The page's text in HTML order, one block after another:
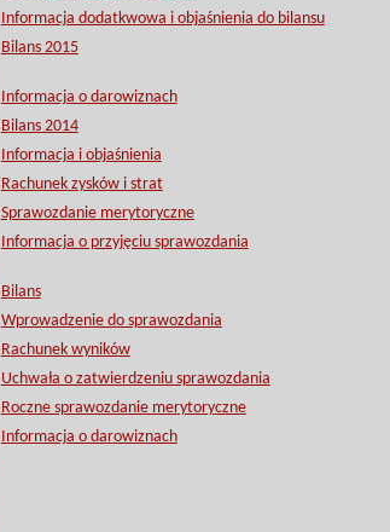
Informacja dodatkwowa i objaśnienia do bilansu
Bilans 2015
Informacja o darowiznach
Bilans 2014
Informacja i objaśnienia
Rachunek zysków i strat
Sprawozdanie merytoryczne
Informacja o przyjęciu sprawozdania
Bilans
Wprowadzenie do sprawozdania
Rachunek wyników
Uchwała o zatwierdzeniu sprawozdania
Roczne sprawozdanie merytoryczne
Informacja o darowiznach